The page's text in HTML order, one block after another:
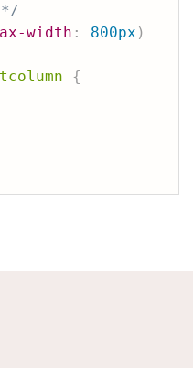
*/
width : 800px )
{